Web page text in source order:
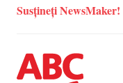
Susțineți NewsMaker!